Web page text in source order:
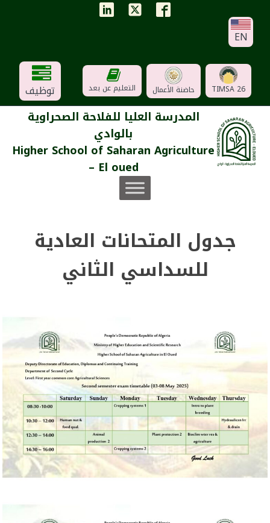
EN
TIMSA 26 حاضنة الأعمال التعليم عن بعد توظيف
المدرسة العليا للفلاحة الصحراوية
بالوادي
Higher School of Saharan Agriculture
– El oued
جدول المتحانات العادية
للسداسي الثاني